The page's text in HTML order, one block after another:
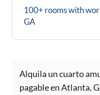
100+ rooms with
GA
Alquila un cuarto
pagable en Atlanta,